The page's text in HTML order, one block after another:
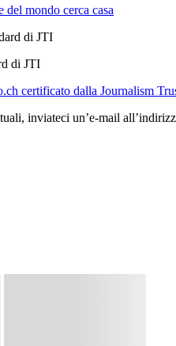
mondo cerca casa
di JTI
certificato dalla Journalism
inviateci un’e-mail